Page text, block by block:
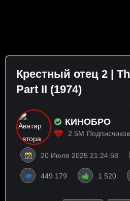
Крестный отец 2 |
Part II (1974)
КИНОБРО
2.5M Подписчиков
20 Июля 2025 21:24:58
449 179 1 520